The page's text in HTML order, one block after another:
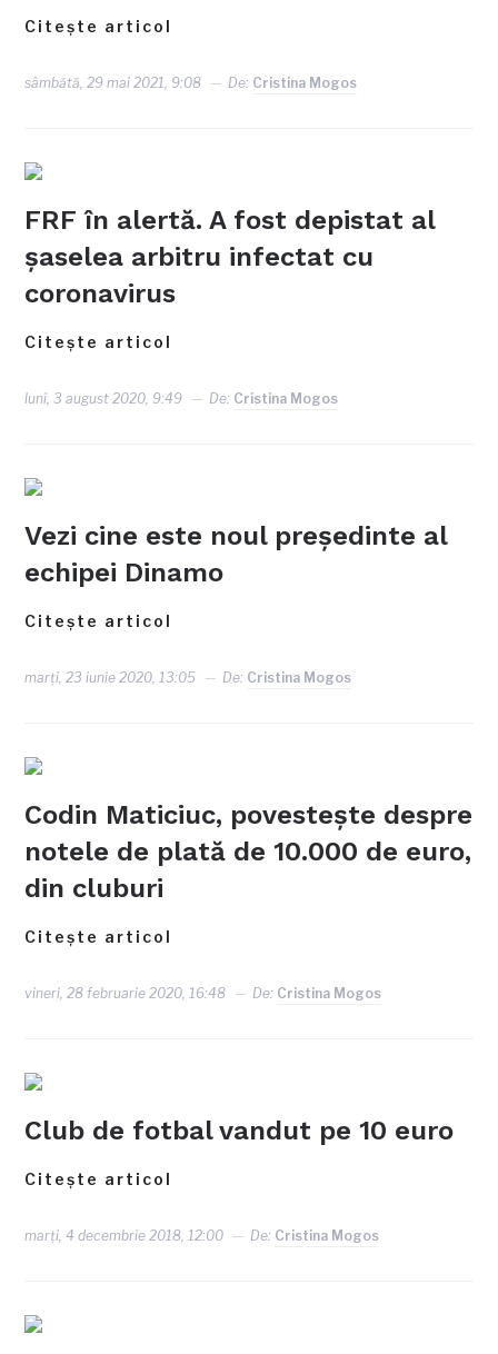
Citește articol
sâmbătă, 29 mai 2021, 9:08 De: Cristina Mogos
FRF în alertă. A fost depistat al
șaselea arbitru infectat cu
coronavirus
Citește articol
luni, 3 august 2020, 9:49 De: Cristina Mogos
Vezi cine este noul președinte al
echipei Dinamo
Citește articol
marți, 23 iunie 2020, 13:05 De: Cristina Mogos
Codin Maticiuc, povestește despre
notele de plată de 10.000 de euro,
din cluburi
Citește articol
vineri, 28 februarie 2020, 16:48 De: Cristina Mogos
Club de fotbal vandut pe 10 euro
Citește articol
marți, 4 decembrie 2018, 12:00 De: Cristina Mogos